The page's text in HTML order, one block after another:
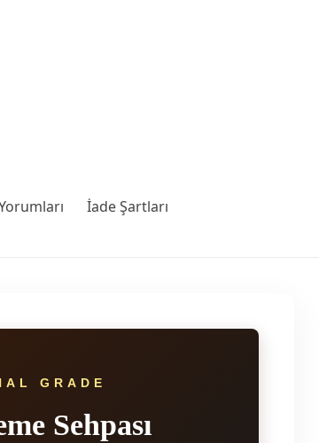
İade Şartları
GRADE
Sehpası